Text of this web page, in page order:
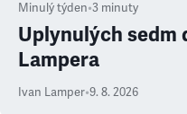
Minulý týden•3 minuty
Uplynulých sedm
Lampera
Ivan Lamper•9. 8. 2026